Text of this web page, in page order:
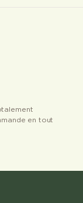
en tout